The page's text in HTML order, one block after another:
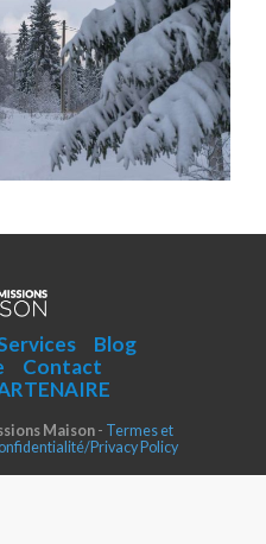
Blog
Contact
Maison- Termes et
Privacy Policy